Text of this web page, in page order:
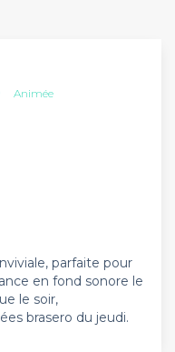
Animée
parfaite pour
en fond sonore le
le soir,
brasero du jeudi.